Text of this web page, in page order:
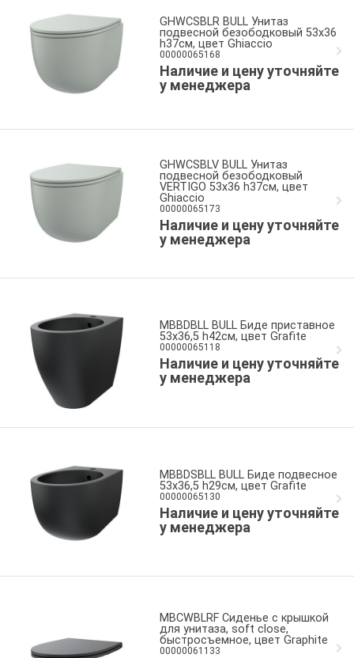
GHWCSBLR BULL Унитаз
подвесной безободковый 53x36
h37см, цвет Ghiaccio
00000065168
Наличие и цену уточняйте
у менеджера
GHWCSBLV BULL Унитаз
подвесной безободковый
VERTIGO 53x36 h37см, цвет
Ghiaccio
00000065173
Наличие и цену уточняйте
у менеджера
MBBDBLL BULL Биде приставное
53x36,5 h42см, цвет Grafite
00000065118
Наличие и цену уточняйте
у менеджера
MBBDSBLL BULL Биде подвесное
53x36,5 h29см, цвет Grafite
00000065130
Наличие и цену уточняйте
у менеджера
MBCWBLRF Сиденье с крышкой
для унитаза, soft close,
быстросъемное, цвет Graphite
00000061133